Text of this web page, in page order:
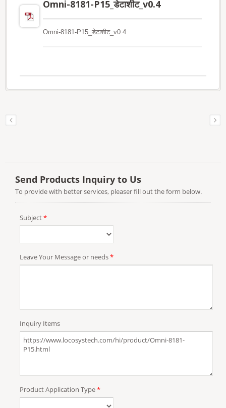
Omni-8181-P15_डेटाशीट_v0.4
Omni-8181-P15_डेटाशीट_v0.4